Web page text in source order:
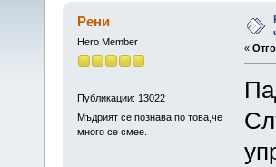
Рени
Hero Member
Публикации: 13022
Мъдрият се познава по това,че
много се смее.
«